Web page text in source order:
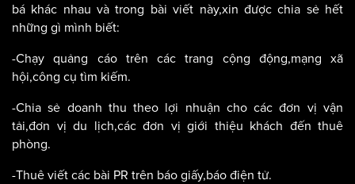
bá khác nhau và trong bài viết này,xin được chia sẻ hết
những gì mình biết:
-Chạy quảng cáo trên các trang cộng động,mạng xã
hội,công cụ tìm kiếm.
-Chia sẻ doanh thu theo lợi nhuận cho các đơn vị vận
tải,đơn vị du lịch,các đơn vị giới thiệu khách đến thuê
phòng.
-Thuê viết các bài PR trên báo giấy,báo điện tử.